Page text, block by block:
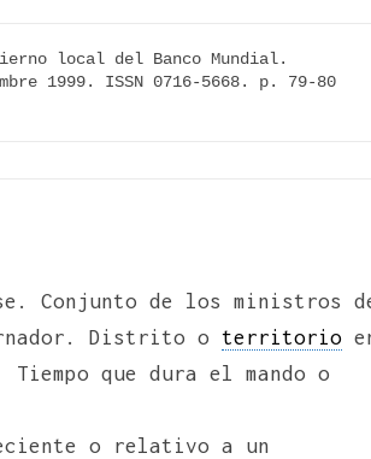
1999. ISSN 0716-5668. p. 79-80
Conjunto de los ministros
Distrito o territorio
que dura el mando o
o relativo a un